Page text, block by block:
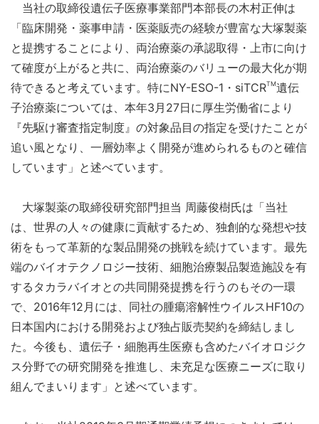
当社の取締役遺伝子医療事業部門本部長の木村正伸は
「臨床開発・薬事申請・医薬販売の経験が豊富な大塚製薬
と提携することにより、両治療薬の承認取得・上市に向け
て確度が上がると共に、両治療薬のバリューの最大化が期
待できると考えています。特にNY-ESO-1・siTCRTM遺伝
子治療薬については、本年3月27日に厚生労働省により
『先駆け審査指定制度』の対象品目の指定を受けたことが
追い風となり、一層効率よく開発が進められるものと確信
しています」と述べています。
大塚製薬の取締役研究部門担当 周藤俊樹氏は「当社
は、世界の人々の健康に貢献するため、独創的な発想や技
術をもって革新的な製品開発の挑戦を続けています。最先
端のバイオテクノロジー技術、細胞治療製品製造施設を有
するタカラバイオとの共同開発提携を行うのもその一環
で、2016年12月には、同社の腫瘍溶解性ウイルスHF10の
日本国内における開発および独占販売契約を締結しまし
た。今後も、遺伝子・細胞再生医療も含めたバイオロジク
ス分野での研究開発を推進し、未充足な医療ニーズに取り
組んでまいります」と述べています。